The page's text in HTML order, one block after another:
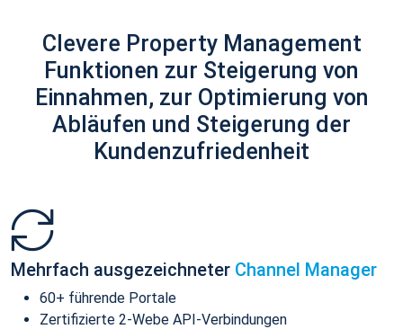
Clevere Property Management
Funktionen zur Steigerung von
Einnahmen, zur Optimierung von
Abläufen und Steigerung der
Kundenzufriedenheit
Mehrfach ausgezeichneter Channel Manager
60+ führende Portale
Zertifizierte 2-Webe API-Verbindungen